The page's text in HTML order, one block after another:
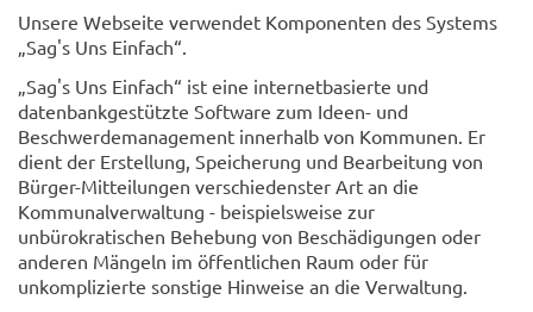
Unsere Webseite verwendet Komponenten des Systems
„Sag's Uns Einfach“.
„Sag's Uns Einfach“ ist eine internetbasierte und
datenbankgestützte Software zum Ideen- und
Beschwerdemanagement innerhalb von Kommunen. Er
dient der Erstellung, Speicherung und Bearbeitung von
Bürger-Mitteilungen verschiedenster Art an die
Kommunalverwaltung - beispielsweise zur
unbürokratischen Behebung von Beschädigungen oder
anderen Mängeln im öffentlichen Raum oder für
unkomplizierte sonstige Hinweise an die Verwaltung.